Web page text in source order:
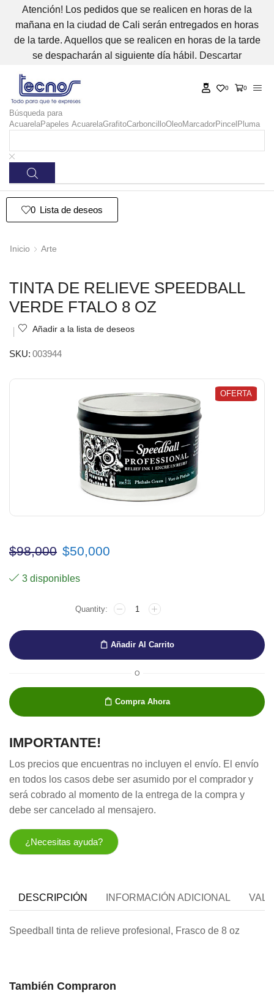
Atención! Los pedidos que se realicen en horas de la
mañana en la ciudad de Cali serán entregados en horas
de la tarde. Aquellos que se realicen en horas de la tarde
se despacharán al siguiente día hábil. Descartar
Búsqueda para
AcuarelaPapeles AcuarelaGrafitoCarboncilloOleoMarcadorPincel Pluma
0 0
0 Lista de deseos
Inicio Arte
TINTA DE RELIEVE SPEEDBALL
VERDE FTALO 8 OZ
Añadir a la lista de deseos
SKU: 003944
OFERTA
$98,000 $50,000
3 disponibles
Añadir Al Carrito
O
Compra Ahora
IMPORTANTE!
Los precios que encuentras no incluyen el envío. El envío
en todos los casos debe ser asumido por el comprador y
será cobrado al momento de la entrega de la compra y
debe ser cancelado al mensajero.
¿Necesitas ayuda?
DESCRIPCIÓN INFORMACIÓN ADICIONAL
Speedball tinta de relieve profesional, Frasco de 8 oz
También Compraron